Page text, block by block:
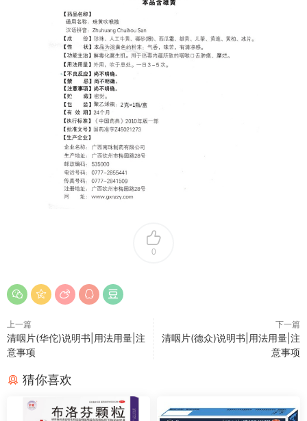
0
上一篇
清咽片(华佗)说明书|用法用量|注
意事项
下一篇
清咽片(德众)说明书|用法用量|注
意事项
猜你喜欢